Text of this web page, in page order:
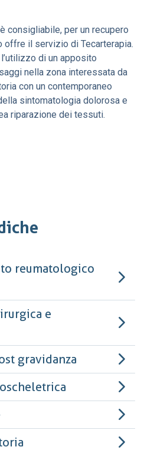
consigliabile, per un recupero
offre il servizio di Tecarterapia.
di un apposito
nella zona interessata da
con un contemporaneo
sintomatologia dolorosa e
riparazione dei tessuti.
reumatologico
e
gravidanza